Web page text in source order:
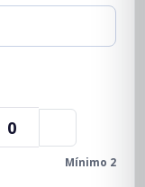
Mínimo 2